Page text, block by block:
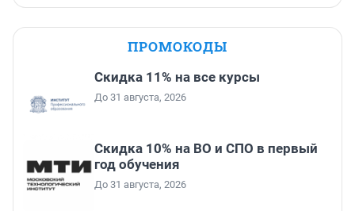
ПРОМОКОДЫ
Скидка 11% на все курсы
До 31 августа, 2026
Скидка 10% на ВО и СПО в первый
год обучения
До 31 августа, 2026